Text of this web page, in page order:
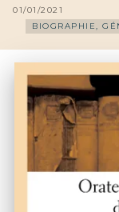
01/01/2021
BIOGRAPHIE,